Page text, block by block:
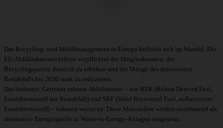
Das Recycling- und Abfallmanagement in Europa befindet sich im Wandel. Die
EU-Abfallrahmenrichtlinie verpflichtet die Mitgliedstaaten, die
Recyclingquoten deutlich zu erhöhen und die Menge des deponierten
Restabfalls bis 2030 stark zu reduzieren.
Das bedeutet: Getrennt erfasste Abfallströme – wie RDF (Refuse Derived Fuel,
Ersatzbrennstoff aus Restabfall) und SRF (Solid Recovered Fuel, aufbereiteter
Ersatzbrennstoff) – nehmen weiter zu. Diese Materialien werden zunehmend als
alternative Energiequelle in Waste-to-Energy-Anlagen eingesetzt.